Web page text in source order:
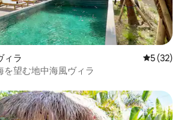
ィラ レビュー
5 (32)
を望む地中海風ヴィラ